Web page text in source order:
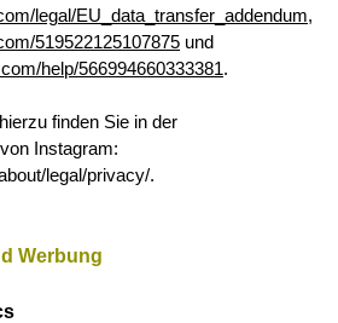
legal/EU_data_transfer_addendum,
519522125107875 und
help/566994660333381.
finden Sie in der
Instagram:
legal/privacy/.
Werbung